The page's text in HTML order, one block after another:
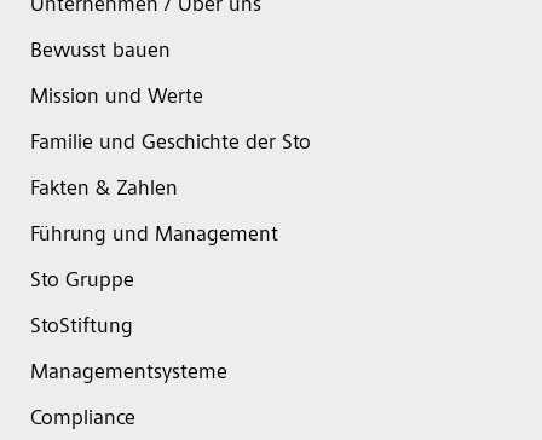
Unternehmen / Über uns
Bewusst bauen
Mission und Werte
Familie und Geschichte der Sto
Fakten & Zahlen
Führung und Management
Sto Gruppe
StoStiftung
Managementsysteme
Compliance